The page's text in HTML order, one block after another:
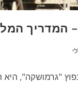
המדריך
"גרמושקה",